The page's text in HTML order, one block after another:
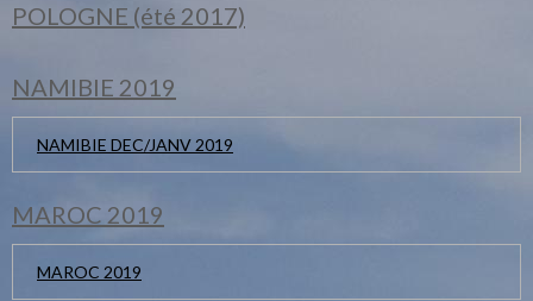
POLOGNE (été 2017)
NAMIBIE 2019
NAMIBIE DEC/JANV 2019
MAROC 2019
MAROC 2019